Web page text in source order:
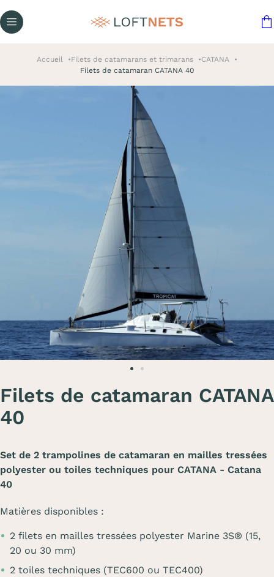
Accueil Filets de catamarans et trimarans
CATANA
Filets de catamaran CATANA 40
Filets de catamaran CATANA
40
Set de 2 trampolines de catamaran en mailles tressées
polyester ou toiles techniques pour CATANA - Catana
40
Matières disponibles :
2 filets en mailles tressées polyester Marine 3S® (15,
20 ou 30 mm)
2 toiles techniques (TEC600 ou TEC400)